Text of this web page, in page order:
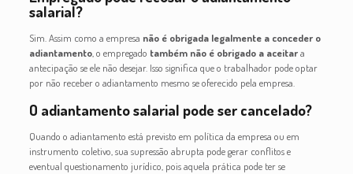
salarial?
Sim. Assim como a empresa não é obrigada legalmente a conceder o
adiantamento , o empregado também não é obrigado a aceitara
antecipação se ele não desejar. Isso significa que o trabalhador pode optar
por não receber o adiantamento mesmo se oferecido pela empresa.
O adiantamento salarial pode ser cancelado?
Quando o adiantamento está previsto em política da empresa ou em
instrumento coletivo, sua supressão abrupta pode gerar conflitos e
eventual questionamento jurídico, pois aquela prática pode ter se